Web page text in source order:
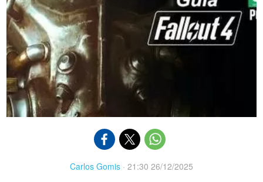
Carlos Gomis · 21:30 26/12/2025